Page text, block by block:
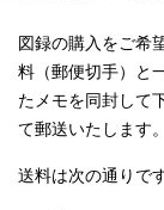
図録の購入をご希
料（郵便切手）と
たメモを同封して
て郵送いたします。
送料は次の通りです